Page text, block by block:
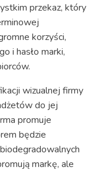
przekaz, który
korzyści,
i hasło marki,
wizualnej firmy
do jej
promuje
będzie
markę, ale